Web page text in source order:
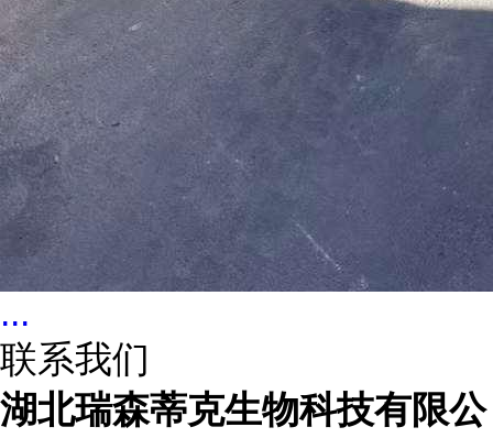
...
联系我们
湖北瑞森蒂克生物科技有限公